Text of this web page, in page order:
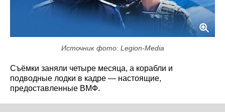
Источник фото: Legion-Media
Съёмки заняли четыре месяца, а корабли и
подводные лодки в кадре — настоящие,
предоставленные ВМФ.